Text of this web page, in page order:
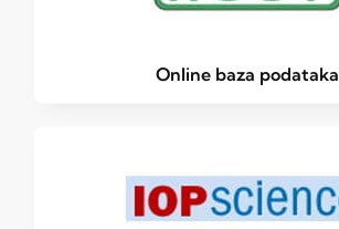
Online baza podataka